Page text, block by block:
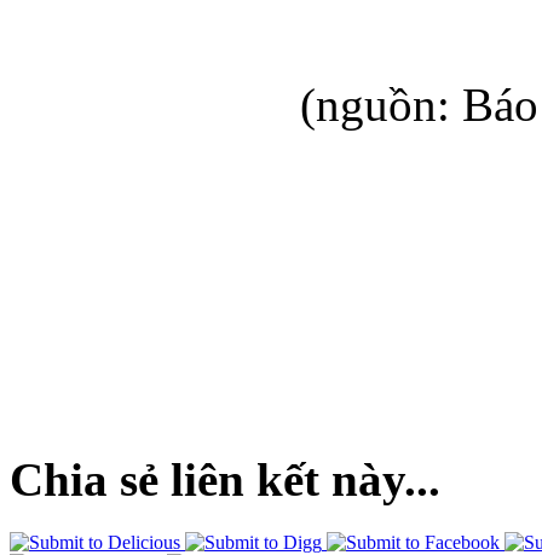
(nguồn:
Chia sẻ liên kết này...